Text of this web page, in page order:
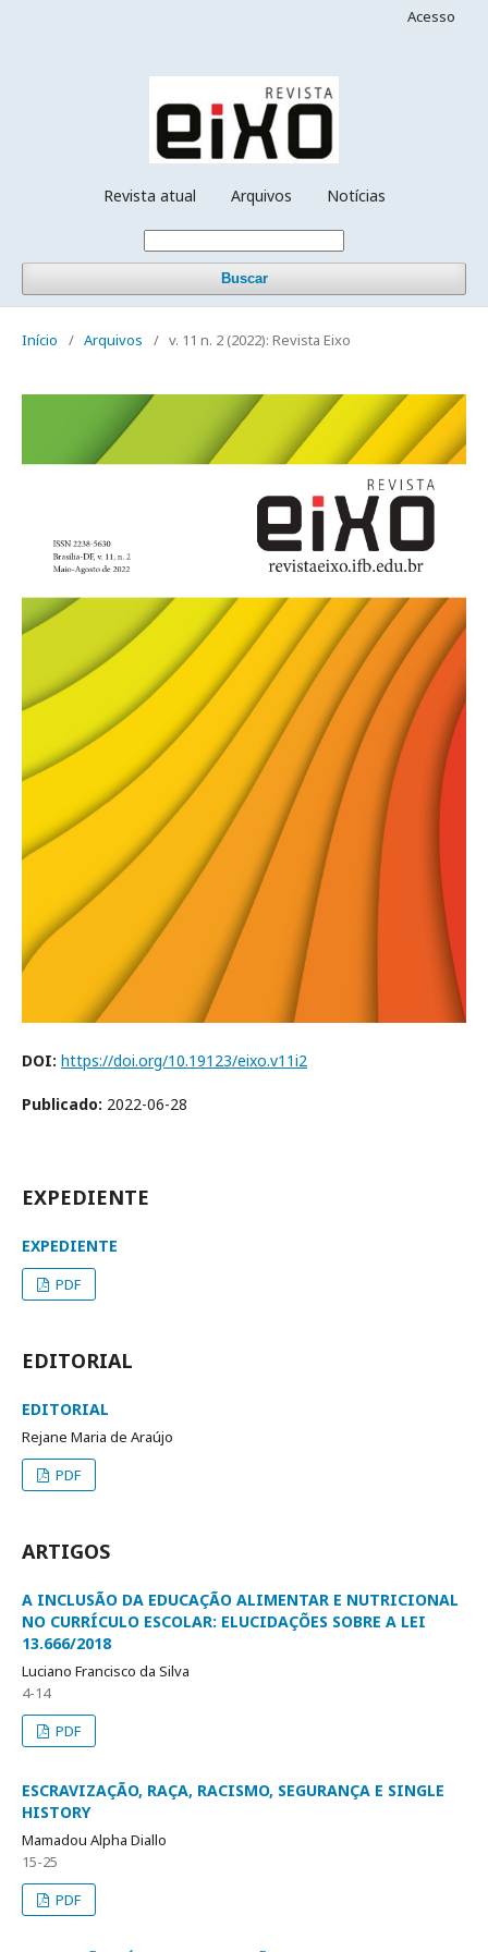
Revista atual Arquivos Notícias
Buscar
Acesso
Início / Arquivos / v. 11 n. 2 (2022): Revista Eixo
DOI: https://doi.org/10.19123/eixo.v11i2
Publicado: 2022-06-28
EXPEDIENTE
EXPEDIENTE
PDF
EDITORIAL
EDITORIAL
Rejane Maria de Araújo
PDF
ARTIGOS
A INCLUSÃO DA EDUCAÇÃO ALIMENTAR E NUTRICIONAL
NO CURRÍCULO ESCOLAR: ELUCIDAÇÕES SOBRE A LEI
13.666/2018
Luciano Francisco da Silva
4-14
PDF
ESCRAVIZAÇÃO, RAÇA, RACISMO, SEGURANÇA E SINGLE
HISTORY
Mamadou Alpha Diallo
15-25
PDF